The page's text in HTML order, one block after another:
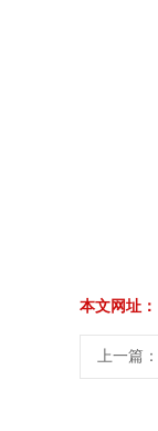
本文网址：
上一篇：